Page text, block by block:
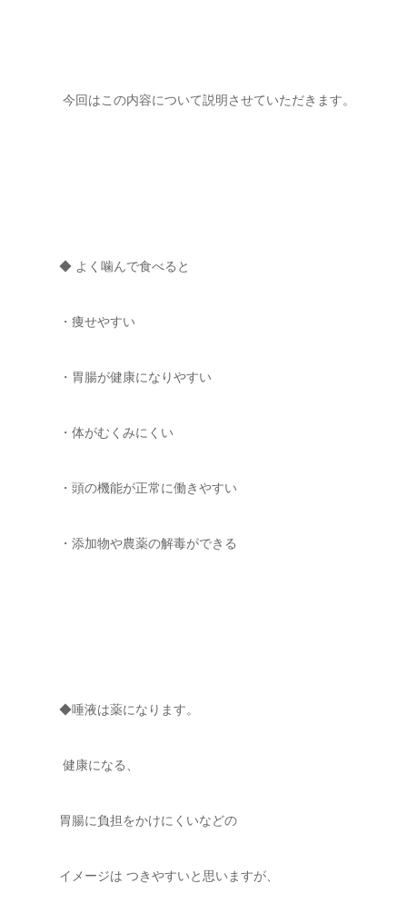
今回はこの内容について説明させていただきます。
◆ よく噛んで食べると
・痩せやすい
・胃腸が健康になりやすい
・体がむくみにくい
・頭の機能が正常に働きやすい
・添加物や農薬の解毒ができる
◆唾液は薬になります。
健康になる、
胃腸に負担をかけにくいなどの
イメージは つきやすいと思いますが、